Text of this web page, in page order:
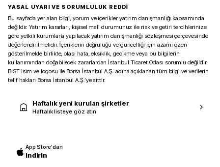
YASAL UYARI VE SORUMLULUK REDDİ
Bu sayfada yer alan bilgi, yorum ve içerikler yatırım danışmanlığı kapsamında
değildir. Yatırım kararları, kişisel mali durumunuz ile risk ve getiri tercihlerinize
göre yetkili kurumlarla yapılacak yatırım danışmanlığı sözleşmesi çerçevesinde
değerlendirilmelidir. İçeriklerin doğruluğu ve güncelliği için azami özen
gösterilmekle birlikte, olası hata, eksiklik, gecikme veya bu bilgilerin
kullanımından doğabilecek zararlardan İstanbul Ticaret Odası sorumlu değildir.
BIST isim ve logosu ile Borsa İstanbul A.Ş. adına açıklanan tüm bilgi ve verilerin
telif hakları Borsa İstanbul A.Ş.’ye aittir.
Haftalık yeni kurulan şirketler
Haftalık listeye göz atın
App Store'dan
indirin